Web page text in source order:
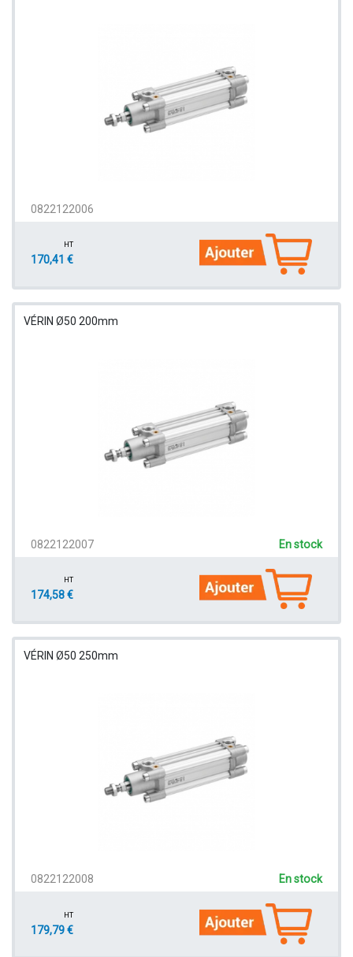
0822122006
HT
170,41 €
VÉRIN Ø50 200mm
0822122007 En stock
HT
174,58 €
VÉRIN Ø50 250mm
0822122008 En stock
HT
179,79 €